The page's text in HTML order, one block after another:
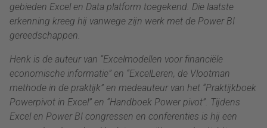
gebieden Excel en Data platform toegekend. Die laatste
erkenning kreeg hij vanwege zijn werk met de Power BI
gereedschappen.
Henk is de auteur van “Excelmodellen voor financiële
economische informatie” en “ExcelLeren, de Vlootman
methode in de praktijk” en medeauteur van het “Praktijkboek
Powerpivot in Excel” en “Handboek Power pivot”. Tijdens
Excel en Power BI congressen en conferenties is hij een